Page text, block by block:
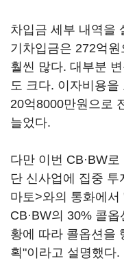
차입금 세부 내역을
기차입금은 272억원
훨씬 많다. 대부분
도 크다. 이자비용을
20억8000만원으로
늘었다.
다만 이번 CB·BW
단 신사업에 집중
마토>와의 통화에서
CB·BW의 30% 콜
황에 따라 콜옵션을
획"이라고 설명했다.